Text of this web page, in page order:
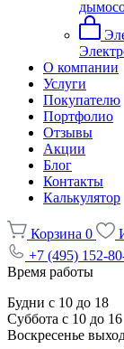
О компании
Услуги
Покупателю
Портфолио
Отзывы
Акции
Блог
Контакты
Калькулятор
Корзина 0
+7 (495) 152-
Время работы
Будни с 10 до 18
Суббота с 10 до 16
Воскресенье